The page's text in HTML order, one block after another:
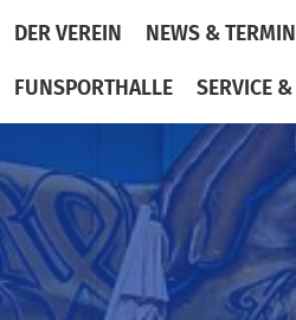
DER VEREIN NEWS &
FUNSPORTHALLE SERVICE